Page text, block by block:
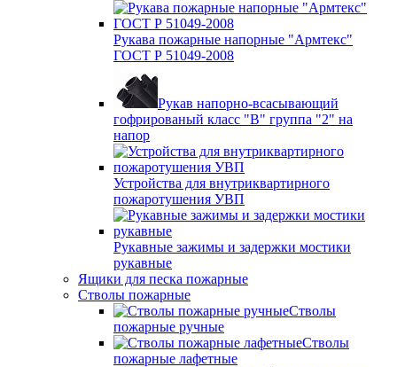
Рукава пожарные напорные "Армтекс"
ГОСТ Р 51049-2008
Рукав напорно-всасывающий
гофрированый класс "В" группа "2" на
напор
Устройства для внутриквартирного
пожаротушения УВП
Рукавные зажимы и задержки мостики
рукавные
Ящики для песка пожарные
Стволы пожарные
Стволы
пожарные ручные
Стволы
пожарные лафетные